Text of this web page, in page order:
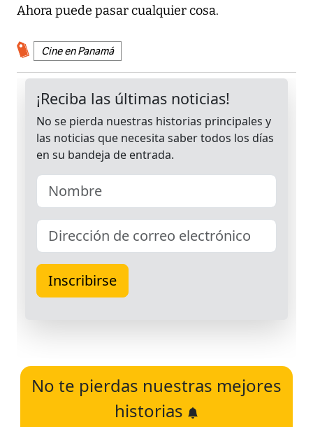
Ahora puede pasar cualquier cosa.
Cine en Panamá
No te pierdas nuestras mejores
historias